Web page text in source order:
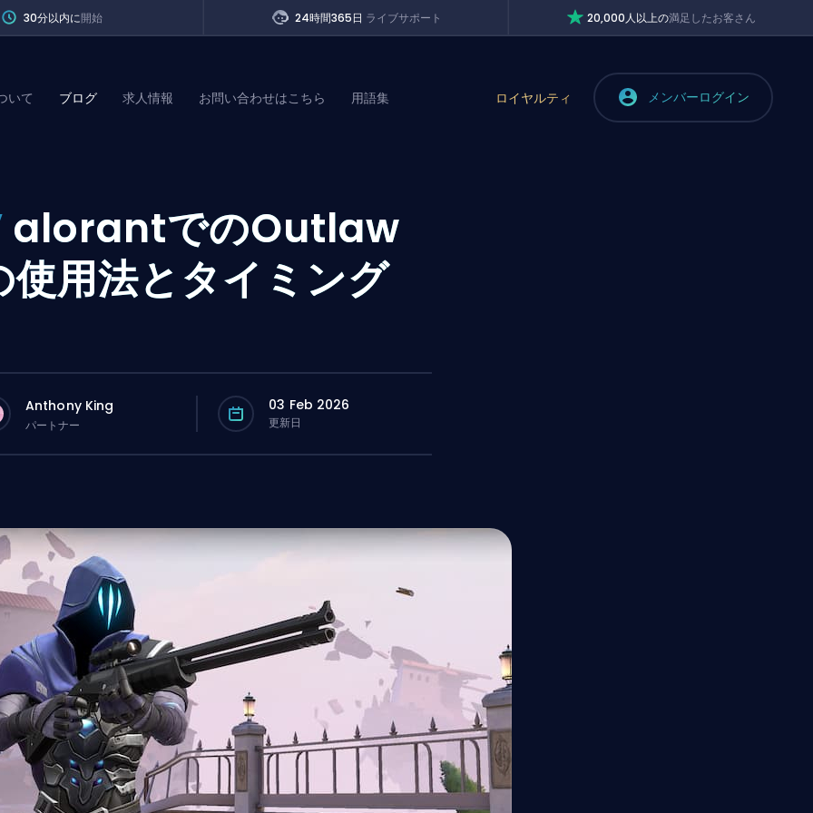
30分以内に開始 24時間365日 ライブサポート 20,000人以上の満足したお客さん
いて ブログ 求人情報 お問い合わせはこちら 用語集 ロイヤルティ メンバーログイン
alorantでのOutlaw
使用法とタイミング
Anthony King
パートナー
03 Feb 2026
更新日